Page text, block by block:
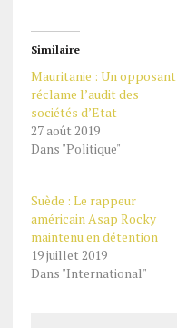
Similaire
Mauritanie : Un opposant
réclame l’audit des
sociétés d’Etat
27 août 2019
Dans "Politique"
Suède : Le rappeur
américain Asap Rocky
maintenu en détention
19 juillet 2019
Dans "International"